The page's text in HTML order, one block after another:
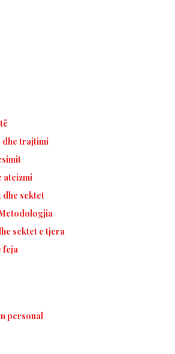
dhe trajtimi
ateizmi
sektet
sektet e tjera
feja
personal